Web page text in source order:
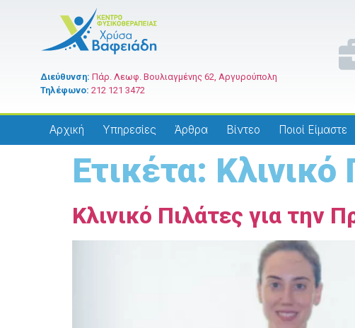
Διεύθυνση: Πάρ. Λεωφ. Βουλιαγμένης 62, Αργυρούπολη
Τηλέφωνο: 212 121 3472
Αρχική Υπηρεσίες Άρθρα Βίντεο Ποιοί Είμαστε
Ετικέτα: Κλινικό
Κλινικό Πιλάτες για την